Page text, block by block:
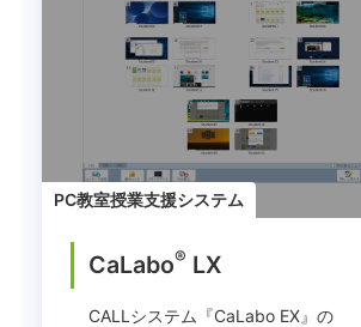
PC教室授業支援システム
CaLabo® LX
CALLシステム『CaLabo EX』の